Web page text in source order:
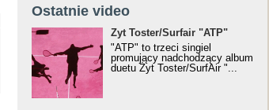
Ostatnie video
Żyt Toster/SurfAir - ATP VIDEO
Żyt Toster/Surfair "ATP"
"ATP" to trzeci singiel
promujący nadchodzący album
duetu Żyt Toster/SurfAir "...